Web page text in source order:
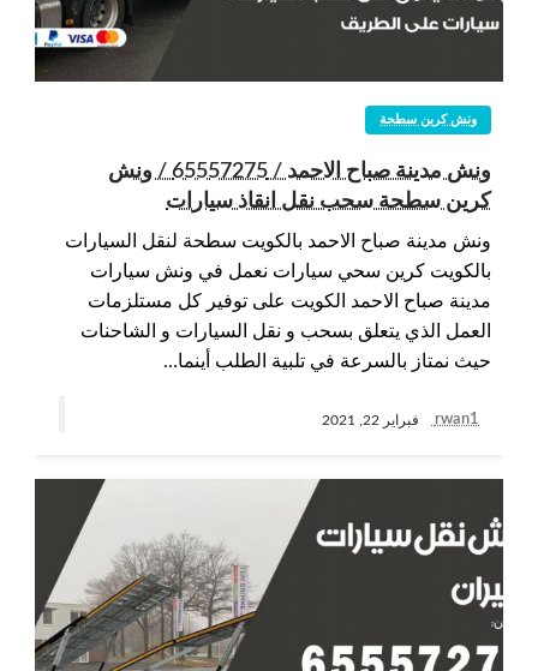
ونش كرين سطحة
ونش مدينة صباح الاحمد / 65557275 / ونش
كرين سطحة سحب نقل انقاذ سيارات
ونش مدينة صباح الاحمد بالكويت سطحة لنقل السيارات
بالكويت كرين سحي سيارات نعمل في ونش سيارات
مدينة صباح الاحمد الكويت على توفير كل مستلزمات
العمل الذي يتعلق بسحب و نقل السيارات و الشاحنات
حيث نمتاز بالسرعة في تلبية الطلب أينما…
rwan1 فبراير 22, 2021